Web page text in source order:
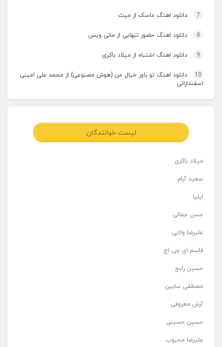
7 دانلود اهنگ ماسک از میث
8 دانلود اهنگ حضور تنهایی از مانی ویس
9 دانلود اهنگ اشتباه از میلاد باکری
10
دانلود اهنگ تو باور خیال من (هوش مصنوعی) از محمد علی امینی
اسفندارانی
لیست خوانندگان
میلاد باکری
سعید آرام
ایلیا
حسن جمالی
علیرضا ولایی
قاسم ای جی اچ
حسین رایج
مصطفی سابین
آرش معروفی
حسین حسینی
علیرضا محبوب